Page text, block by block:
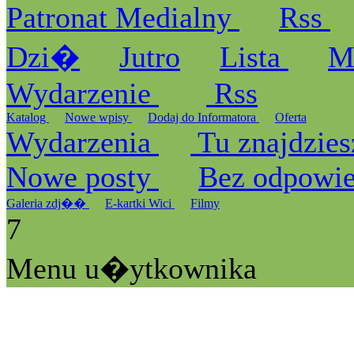
Patronat Medialny
Rss
Dzi�
Jutro Lista
Wydarzenie
Rss
Katalog Nowe wpisy Dodaj do Informatora Oferta
Wydarzenia
Tu
Nowe posty
Bez
Galeria zdj�� E-kartki Wici Filmy
7
Menu u�ytkownika